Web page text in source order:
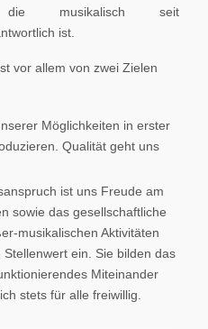
musikalisch seit
ist.
vor allem von zwei Zielen
Möglichkeiten in erster
Qualität geht uns
ist uns Freude am
sowie das gesellschaftliche
musikalischen Aktivitäten
ein. Sie bilden das
Miteinander
stets für alle freiwillig.